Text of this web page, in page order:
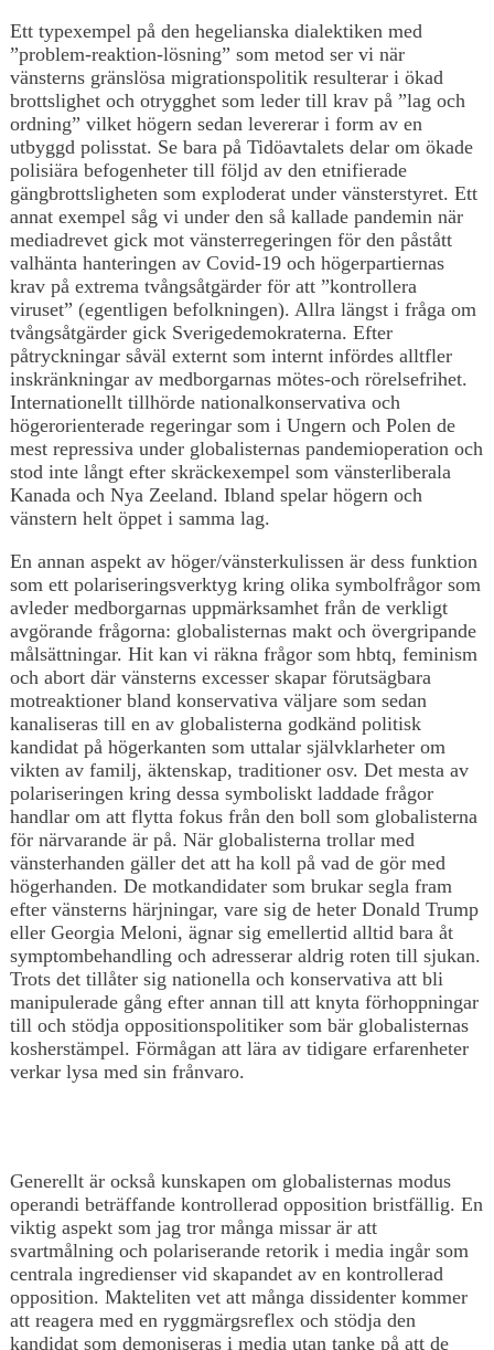
Ett typexempel på den hegelianska dialektiken med
”problem-reaktion-lösning” som metod ser vi när
vänsterns gränslösa migrationspolitik resulterar i ökad
brottslighet och otrygghet som leder till krav på ”lag och
ordning” vilket högern sedan levererar i form av en
utbyggd polisstat. Se bara på Tidöavtalets delar om ökade
polisiära befogenheter till följd av den etnifierade
gängbrottsligheten som exploderat under vänsterstyret. Ett
annat exempel såg vi under den så kallade pandemin när
mediadrevet gick mot vänsterregeringen för den påstått
valhänta hanteringen av Covid-19 och högerpartiernas
krav på extrema tvångsåtgärder för att ”kontrollera
viruset” (egentligen befolkningen). Allra längst i fråga om
tvångsåtgärder gick Sverigedemokraterna. Efter
påtryckningar såväl externt som internt infördes alltfler
inskränkningar av medborgarnas mötes-och rörelsefrihet.
Internationellt tillhörde nationalkonservativa och
högerorienterade regeringar som i Ungern och Polen de
mest repressiva under globalisternas pandemioperation och
stod inte långt efter skräckexempel som vänsterliberala
Kanada och Nya Zeeland. Ibland spelar högern och
vänstern helt öppet i samma lag.
En annan aspekt av höger/vänsterkulissen är dess funktion
som ett polariseringsverktyg kring olika symbolfrågor som
avleder medborgarnas uppmärksamhet från de verkligt
avgörande frågorna: globalisternas makt och övergripande
målsättningar. Hit kan vi räkna frågor som hbtq, feminism
och abort där vänsterns excesser skapar förutsägbara
motreaktioner bland konservativa väljare som sedan
kanaliseras till en av globalisterna godkänd politisk
kandidat på högerkanten som uttalar självklarheter om
vikten av familj, äktenskap, traditioner osv. Det mesta av
polariseringen kring dessa symboliskt laddade frågor
handlar om att flytta fokus från den boll som globalisterna
för närvarande är på. När globalisterna trollar med
vänsterhanden gäller det att ha koll på vad de gör med
högerhanden. De motkandidater som brukar segla fram
efter vänsterns härjningar, vare sig de heter Donald Trump
eller Georgia Meloni, ägnar sig emellertid alltid bara åt
symptombehandling och adresserar aldrig roten till sjukan.
Trots det tillåter sig nationella och konservativa att bli
manipulerade gång efter annan till att knyta förhoppningar
till och stödja oppositionspolitiker som bär globalisternas
kosherstämpel. Förmågan att lära av tidigare erfarenheter
verkar lysa med sin frånvaro.
Generellt är också kunskapen om globalisternas modus
operandi beträffande kontrollerad opposition bristfällig. En
viktig aspekt som jag tror många missar är att
svartmålning och polariserande retorik i media ingår som
centrala ingredienser vid skapandet av en kontrollerad
opposition. Makteliten vet att många dissidenter kommer
att reagera med en ryggmärgsreflex och stödja den
kandidat som demoniseras i media utan tanke på att de